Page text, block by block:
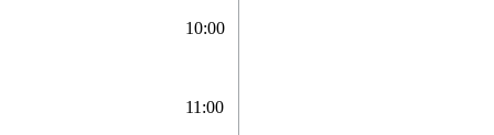
10:00
11:00